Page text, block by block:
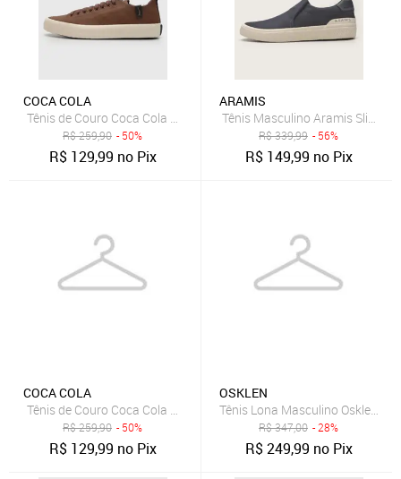
COCA COLA
Tênis de Couro Coca Cola Houston Leather Marrom
R$259,90 - 50%
R$ 129,99 no Pix
ARAMIS
Tênis Masculino Aramis Slip-On
R$339,99 - 56%
R$ 149,99 no Pix
COCA COLA
Tênis de Couro Coca Cola Houston Leather Preto
R$259,90 - 50%
R$ 129,99 no Pix
OSKLEN
Tênis Lona Masculino Osklen
R$347,00 - 28%
R$249,99 no Pix